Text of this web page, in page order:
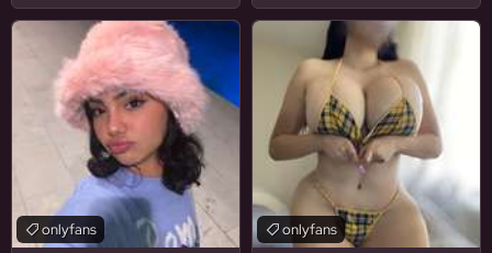
onlyfans onlyfans